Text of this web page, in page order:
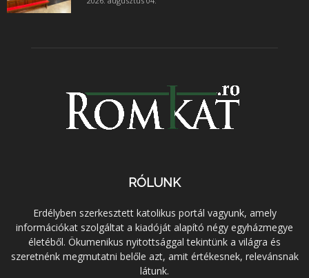
RÓLUNK
Erdélyben szerkesztett katolikus portál vagyunk, amely
információkat szolgáltat a kiadóját alapító négy egyházmegye
életéből. Ökumenikus nyitottsággal tekintünk a világra és
szeretnénk megmutatni belőle azt, amit értékesnek, relevánsnak
látunk.